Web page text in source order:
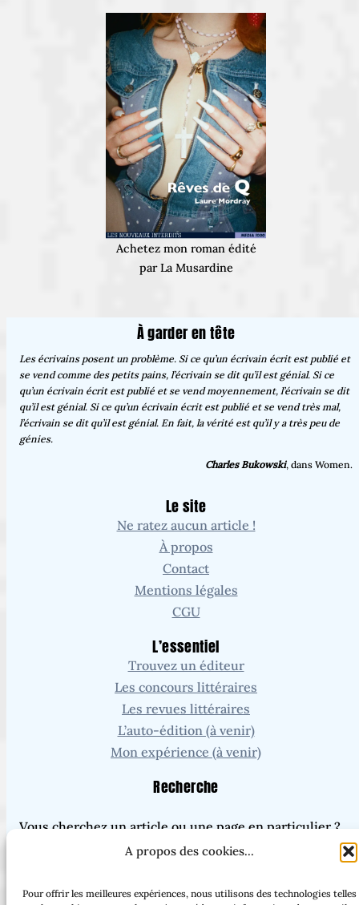
A propos des cookies...
Pour offrir les meilleures expériences, nous utilisons des technologies telles
Achetez mon roman édité
par La Musardine
À garder en tête
Les écrivains posent un problème. Si ce qu’un écrivain écrit est publié et
se vend comme des petits pains, l’écrivain se dit qu’il est génial. Si ce
qu’un écrivain écrit est publié et se vend moyennement, l’écrivain se dit
qu’il est génial. Si ce qu’un écrivain écrit est publié et se vend très mal,
l’écrivain se dit qu’il est génial. En fait, la vérité est qu’il y a très peu de
génies.
Charles Bukowski, dans Women.
Le site
Ne ratez aucun article !
À propos
Contact
Mentions légales
CGU
L’essentiel
Trouvez un éditeur
Les concours littéraires
Les revues littéraires
L’auto-édition (à venir)
Mon expérience (à venir)
Recherche
Vous cherchez un article ou une page en particulier ?